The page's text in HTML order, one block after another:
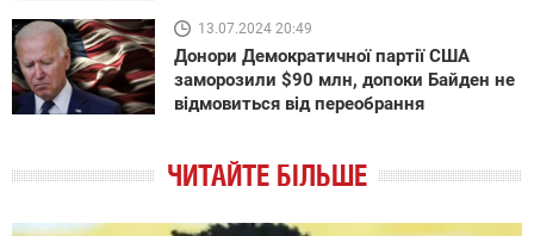
13.07.2024 20:49
Донори Демократичної партії США
заморозили $90 млн, допоки Байден не
відмовиться від переобрання
ЧИТАЙТЕ БІЛЬШЕ